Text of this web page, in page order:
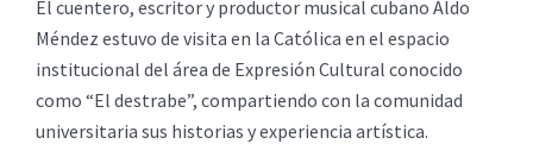
El cuentero, escritor y productor musical cubano Aldo
Méndez estuvo de visita en la Católica en el espacio
institucional del área de Expresión Cultural conocido
como “El destrabe”, compartiendo con la comunidad
universitaria sus historias y experiencia artística.